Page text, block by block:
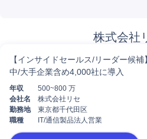
株式会社
【インサイドセールス/リーダー候
中/大手企業含め4,000社に導入
年収
500~800 万
会社名
株式会社リセ
勤務地
東京都千代田区
職種
IT/通信製品法人営業